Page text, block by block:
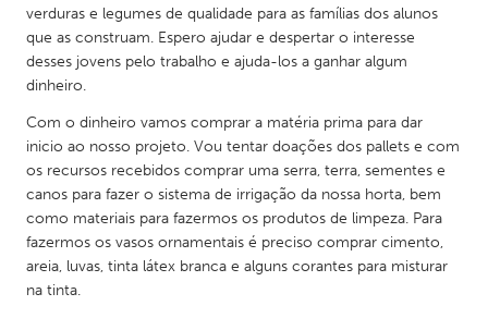
UNITED KINGDOM
Glasgow
UNITED STATES
Ann Arbor, MI
Austin, TX
Baltimore, MD
Boston, MA
Burlingame-San Mateo, CA
Cass Clay
Chicago, IL
Cleveland, OH
verduras e legumes de qualidade para as famílias dos alunos
que as construam. Espero ajudar e despertar o interesse
desses jovens pelo trabalho e ajuda-los a ganhar algum
dinheiro.
Com o dinheiro vamos comprar a matéria prima para dar
inicio ao nosso projeto. Vou tentar doações dos pallets e com
os recursos recebidos comprar uma serra, terra, sementes e
canos para fazer o sistema de irrigação da nossa horta, bem
como materiais para fazermos os produtos de limpeza. Para
fazermos os vasos ornamentais é preciso comprar cimento,
areia, luvas, tinta látex branca e alguns corantes para misturar
na tinta.